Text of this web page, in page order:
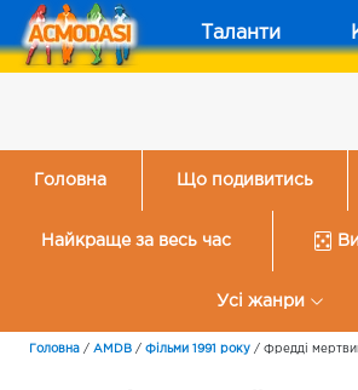
Таланти
Головна Що подивитись
Найкраще за весь час
Усі жанри
Головна / AMDB / Фільми 1991 року / Фредді